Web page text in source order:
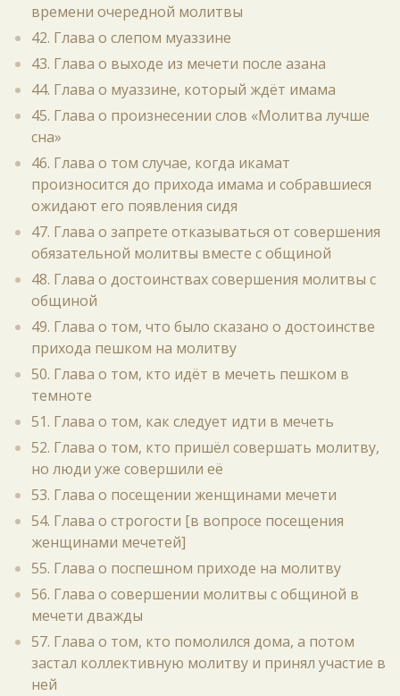
времени очередной молитвы
42. Глава о слепом муаззине
43. Глава о выходе из мечети после азана
44. Глава о муаззине, который ждёт имама
45. Глава о произнесении слов «Молитва лучше
сна»
46. Глава о том случае, когда икамат
произносится до прихода имама и собравшиеся
ожидают его появления сидя
47. Глава о запрете отказываться от совершения
обязательной молитвы вместе с общиной
48. Глава о достоинствах совершения молитвы с
общиной
49. Глава о том, что было сказано о достоинстве
прихода пешком на молитву
50. Глава о том, кто идёт в мечеть пешком в
темноте
51. Глава о том, как следует идти в мечеть
52. Глава о том, кто пришёл совершать молитву,
но люди уже совершили её
53. Глава о посещении женщинами мечети
54. Глава о строгости [в вопросе посещения
женщинами мечетей]
55. Глава о поспешном приходе на молитву
56. Глава о совершении молитвы с общиной в
мечети дважды
57. Глава о том, кто помолился дома, а потом
застал коллективную молитву и принял участие в
ней